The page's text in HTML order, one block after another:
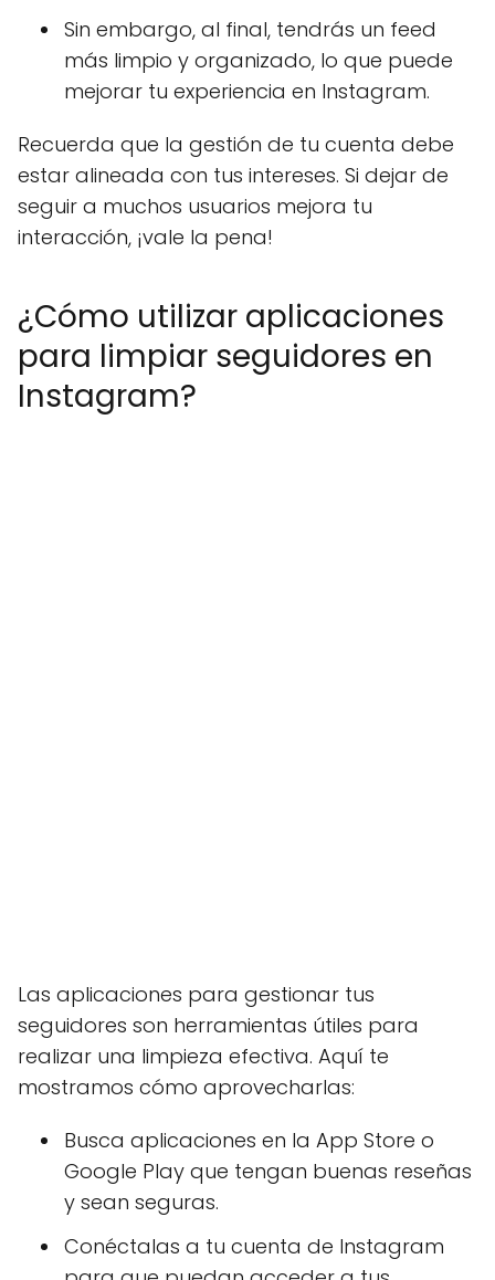
Sin embargo, al final, tendrás un feed
más limpio y organizado, lo que puede
mejorar tu experiencia en Instagram.
Recuerda que la gestión de tu cuenta debe
estar alineada con tus intereses. Si dejar de
seguir a muchos usuarios mejora tu
interacción, ¡vale la pena!
¿Cómo utilizar aplicaciones
para limpiar seguidores en
Instagram?
Las aplicaciones para gestionar tus
seguidores son herramientas útiles para
realizar una limpieza efectiva. Aquí te
mostramos cómo aprovecharlas:
Busca aplicaciones en la App Store o
Google Play que tengan buenas reseñas
y sean seguras.
Conéctalas a tu cuenta de Instagram